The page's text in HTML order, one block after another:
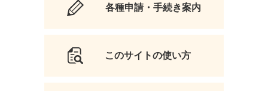
各種申請・手続き案内
このサイトの使い方